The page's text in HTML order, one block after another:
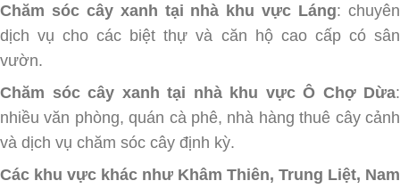
Chăm sóc cây xanh tại nhà khu vực Láng: chuyên
dịch vụ cho các biệt thự và căn hộ cao cấp có sân
vườn.
Chăm sóc cây xanh tại nhà khu vực Ô Chợ Dừa:
nhiều văn phòng, quán cà phê, nhà hàng thuê cây cảnh
và dịch vụ chăm sóc cây định kỳ.
Các khu vực khác như Khâm Thiên, Trung Liệt, Nam